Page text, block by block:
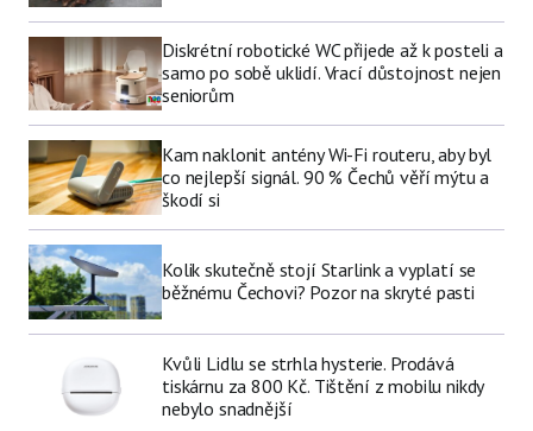
Diskrétní robotické WC přijede až k posteli a
samo po sobě uklidí. Vrací důstojnost nejen
seniorům
Kam naklonit antény Wi-Fi routeru, aby byl
co nejlepší signál. 90 % Čechů věří mýtu a
škodí si
Kolik skutečně stojí Starlink a vyplatí se
běžnému Čechovi? Pozor na skryté pasti
Kvůli Lidlu se strhla hysterie. Prodává
tiskárnu za 800 Kč. Tištění z mobilu nikdy
nebylo snadnější